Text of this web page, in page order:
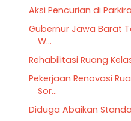
Aksi Pencurian di
Gubernur Jawa Barat
W...
Rehabilitasi Ruang
Pekerjaan Renovasi
Sor...
Diduga Abaikan